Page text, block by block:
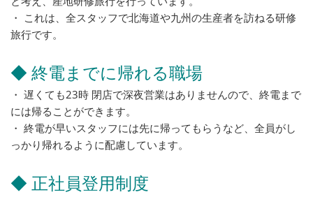
・ これは、全スタッフで北海道や九州の生産者を訪ねる研修
旅行です。
◆ 終電までに帰れる職場
・ 遅くても23時 閉店で深夜営業はありませんので、終電まで
には帰ることができます。
・ 終電が早いスタッフには先に帰ってもらうなど、全員がし
っかり帰れるように配慮しています。
◆ 正社員登用制度